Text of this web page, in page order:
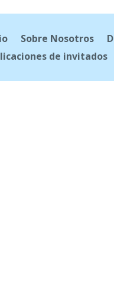
Sobre Nosotros
de invitados